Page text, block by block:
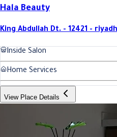
Hala Beauty
King Abdullah Dt. - 12421 -
Inside Salon
Home Services
View Place Details